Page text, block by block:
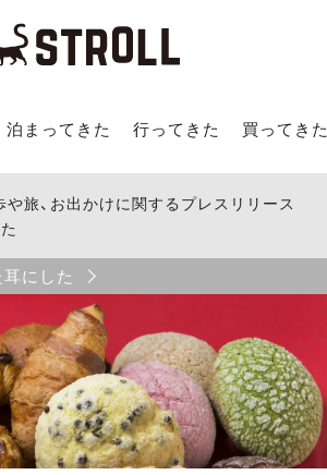
泊まってきた 行ってきた 買ってき
らせ
や旅、お出かけに関するプレスリリース
にした